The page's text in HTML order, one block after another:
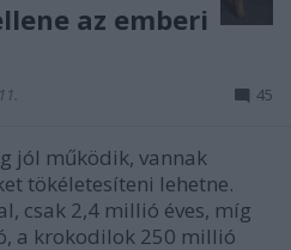
az emberi
45
jól működik, vannak
tökéletesíteni lehetne.
csak 2,4 millió éves, míg
a krokodilok 250 millió